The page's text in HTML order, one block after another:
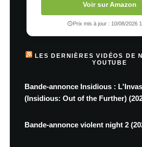
Voir sur Amazon
Prix mis à jour : 10/08/2026
LES DERNIÈRES VIDÉOS DE
YOUTUBE
Bande-annonce Insidious :
(Insidious: Out of the Further)
Bande-annonce violent night 2